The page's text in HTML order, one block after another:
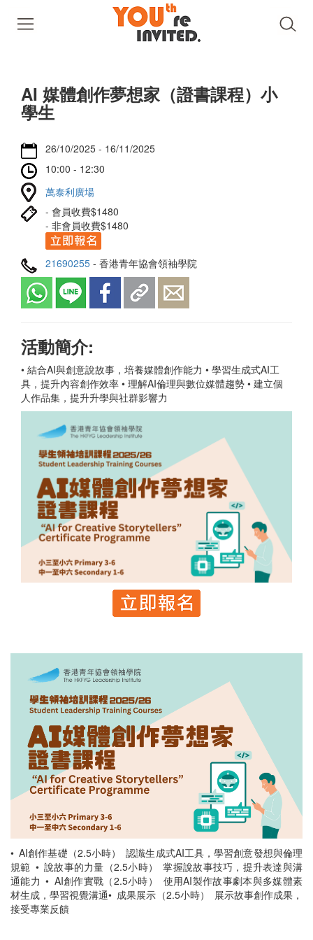
AI 媒體創作夢想家（證書課程）小
學生
26/10/2025 - 16/11/2025
10:00 - 12:30
​​​​​​​萬泰利廣場
- 會員收費$1480
- 非會員收費$1480
21690255 - 香港青年協會領袖學院
活動簡介:
• 結合AI與創意說故事，培養媒體創作能力 • 學習生成式AI工
具，提升內容創作效率 • 理解AI倫理與數位媒體趨勢 • 建立個
人作品集，提升升學與社群影響力
• AI創作基礎（2.5小時） 認識生成式AI工具，學習創意發想與倫理
規範 • 說故事的力量（2.5小時） 掌握說故事技巧，提升表達與溝
通能力 • AI創作實戰（2.5小時） 使用AI製作故事劇本與多媒體素
材生成，學習視覺溝通 ​​​​​​​ • 成果展示（2.5小時） 展示故事創作成果，
接受專業反饋